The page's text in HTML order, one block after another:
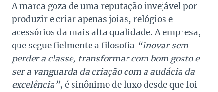
A marca goza de uma reputação invejável por
produzir e criar apenas joias, relógios e
acessórios da mais alta qualidade. A empresa,
que segue fielmente a filosofia “Inovar sem
perder a classe, transformar com bom gosto e
ser a vanguarda da criação com a audácia da
excelência”, é sinônimo de luxo desde que foi